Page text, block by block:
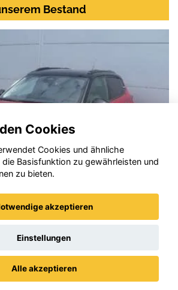
Bestand
Cookies
Cookies und ähnliche
Basisfunktion zu gewährleisten und
zu bieten.
akzeptieren
Einstellungen
Alle akzeptieren